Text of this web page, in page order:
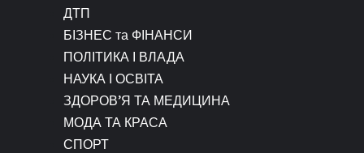
ДТП
БІЗНЕС та ФІНАНСИ
ПОЛІТИКА І ВЛАДА
НАУКА І ОСВІТА
ЗДОРОВ’Я ТА МЕДИЦИНА
МОДА ТА КРАСА
СПОРТ